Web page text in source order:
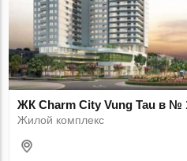
ЖК Charm City Vung Tau в №
Жилой комплекс